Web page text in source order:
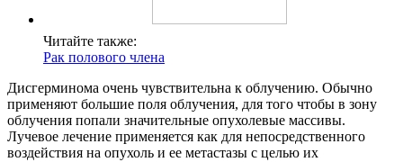
Читайте также:
Рак полового члена
Дисгерминома очень чувствительна к облучению. Обычно
применяют большие поля облучения, для того чтобы в зону
облучения попали значительные опухолевые массивы.
Лучевое лечение применяется как для непосредственного
воздействия на опухоль и ее метастазы с целью их